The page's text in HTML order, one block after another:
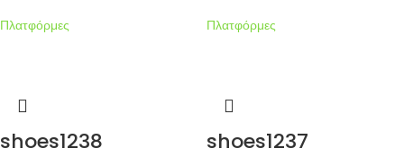
Πλατφόρμες Πλατφόρμες
shoes1238 shoes1237